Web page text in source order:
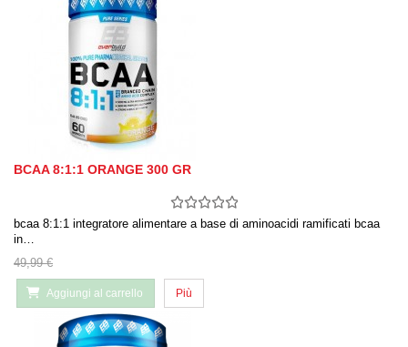
BCAA 8:1:1 ORANGE 300 GR
bcaa 8:1:1 integratore alimentare a base di aminoacidi ramificati bcaa
in…
49,99 €
Aggiungi al carrello Più